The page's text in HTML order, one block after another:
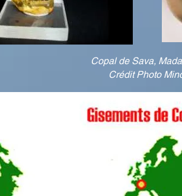
Copal de Sava,
Crédit Photo